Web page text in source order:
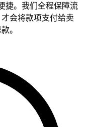
捷。我们全程保障流
会将款项支付给卖
。